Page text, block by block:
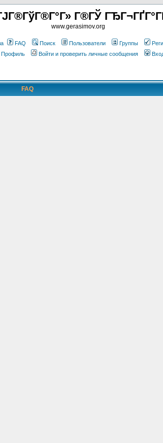
Г®ГЎ
www.gerasimov.org
FAQ Поиск Пользователи Группы
Профиль
Войти и проверить личные сообщения
FAQ